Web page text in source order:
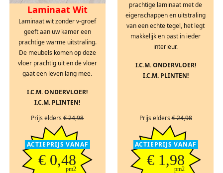
Laminaat Wit
Laminaat wit zonder v-groef
geeft aan uw kamer een
prachtige warme uitstraling.
De meubels komen op deze
vloer prachtig uit en de vloer
gaat een leven lang mee.
I.C.M. ONDERVLOER!
I.C.M. PLINTEN!
Prijs elders€ 24,98
ACTIEPRIJS VANAF
€ 0,48
pm2
prachtige laminaat met de
eigenschappen en uitstraling
van een echte tegel, het legt
makkelijk en past in ieder
interieur.
I.C.M. ONDERVLOER!
I.C.M. PLINTEN!
Prijs elders€ 24,98
ACTIEPRIJS VANAF
€ 1,98
pm2